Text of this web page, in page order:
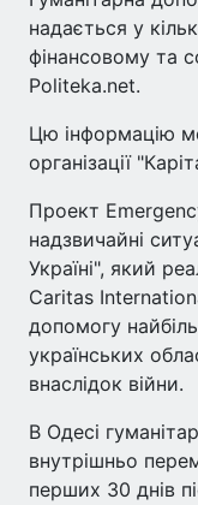
надається у
фінансовому та
Politeka.net.
Цю інформацію
організації
Проект
надзвичайні
Україні", який
Caritas
допомогу
українських
внаслідок війни.
В Одесі
внутрішньо
перших 30 днів